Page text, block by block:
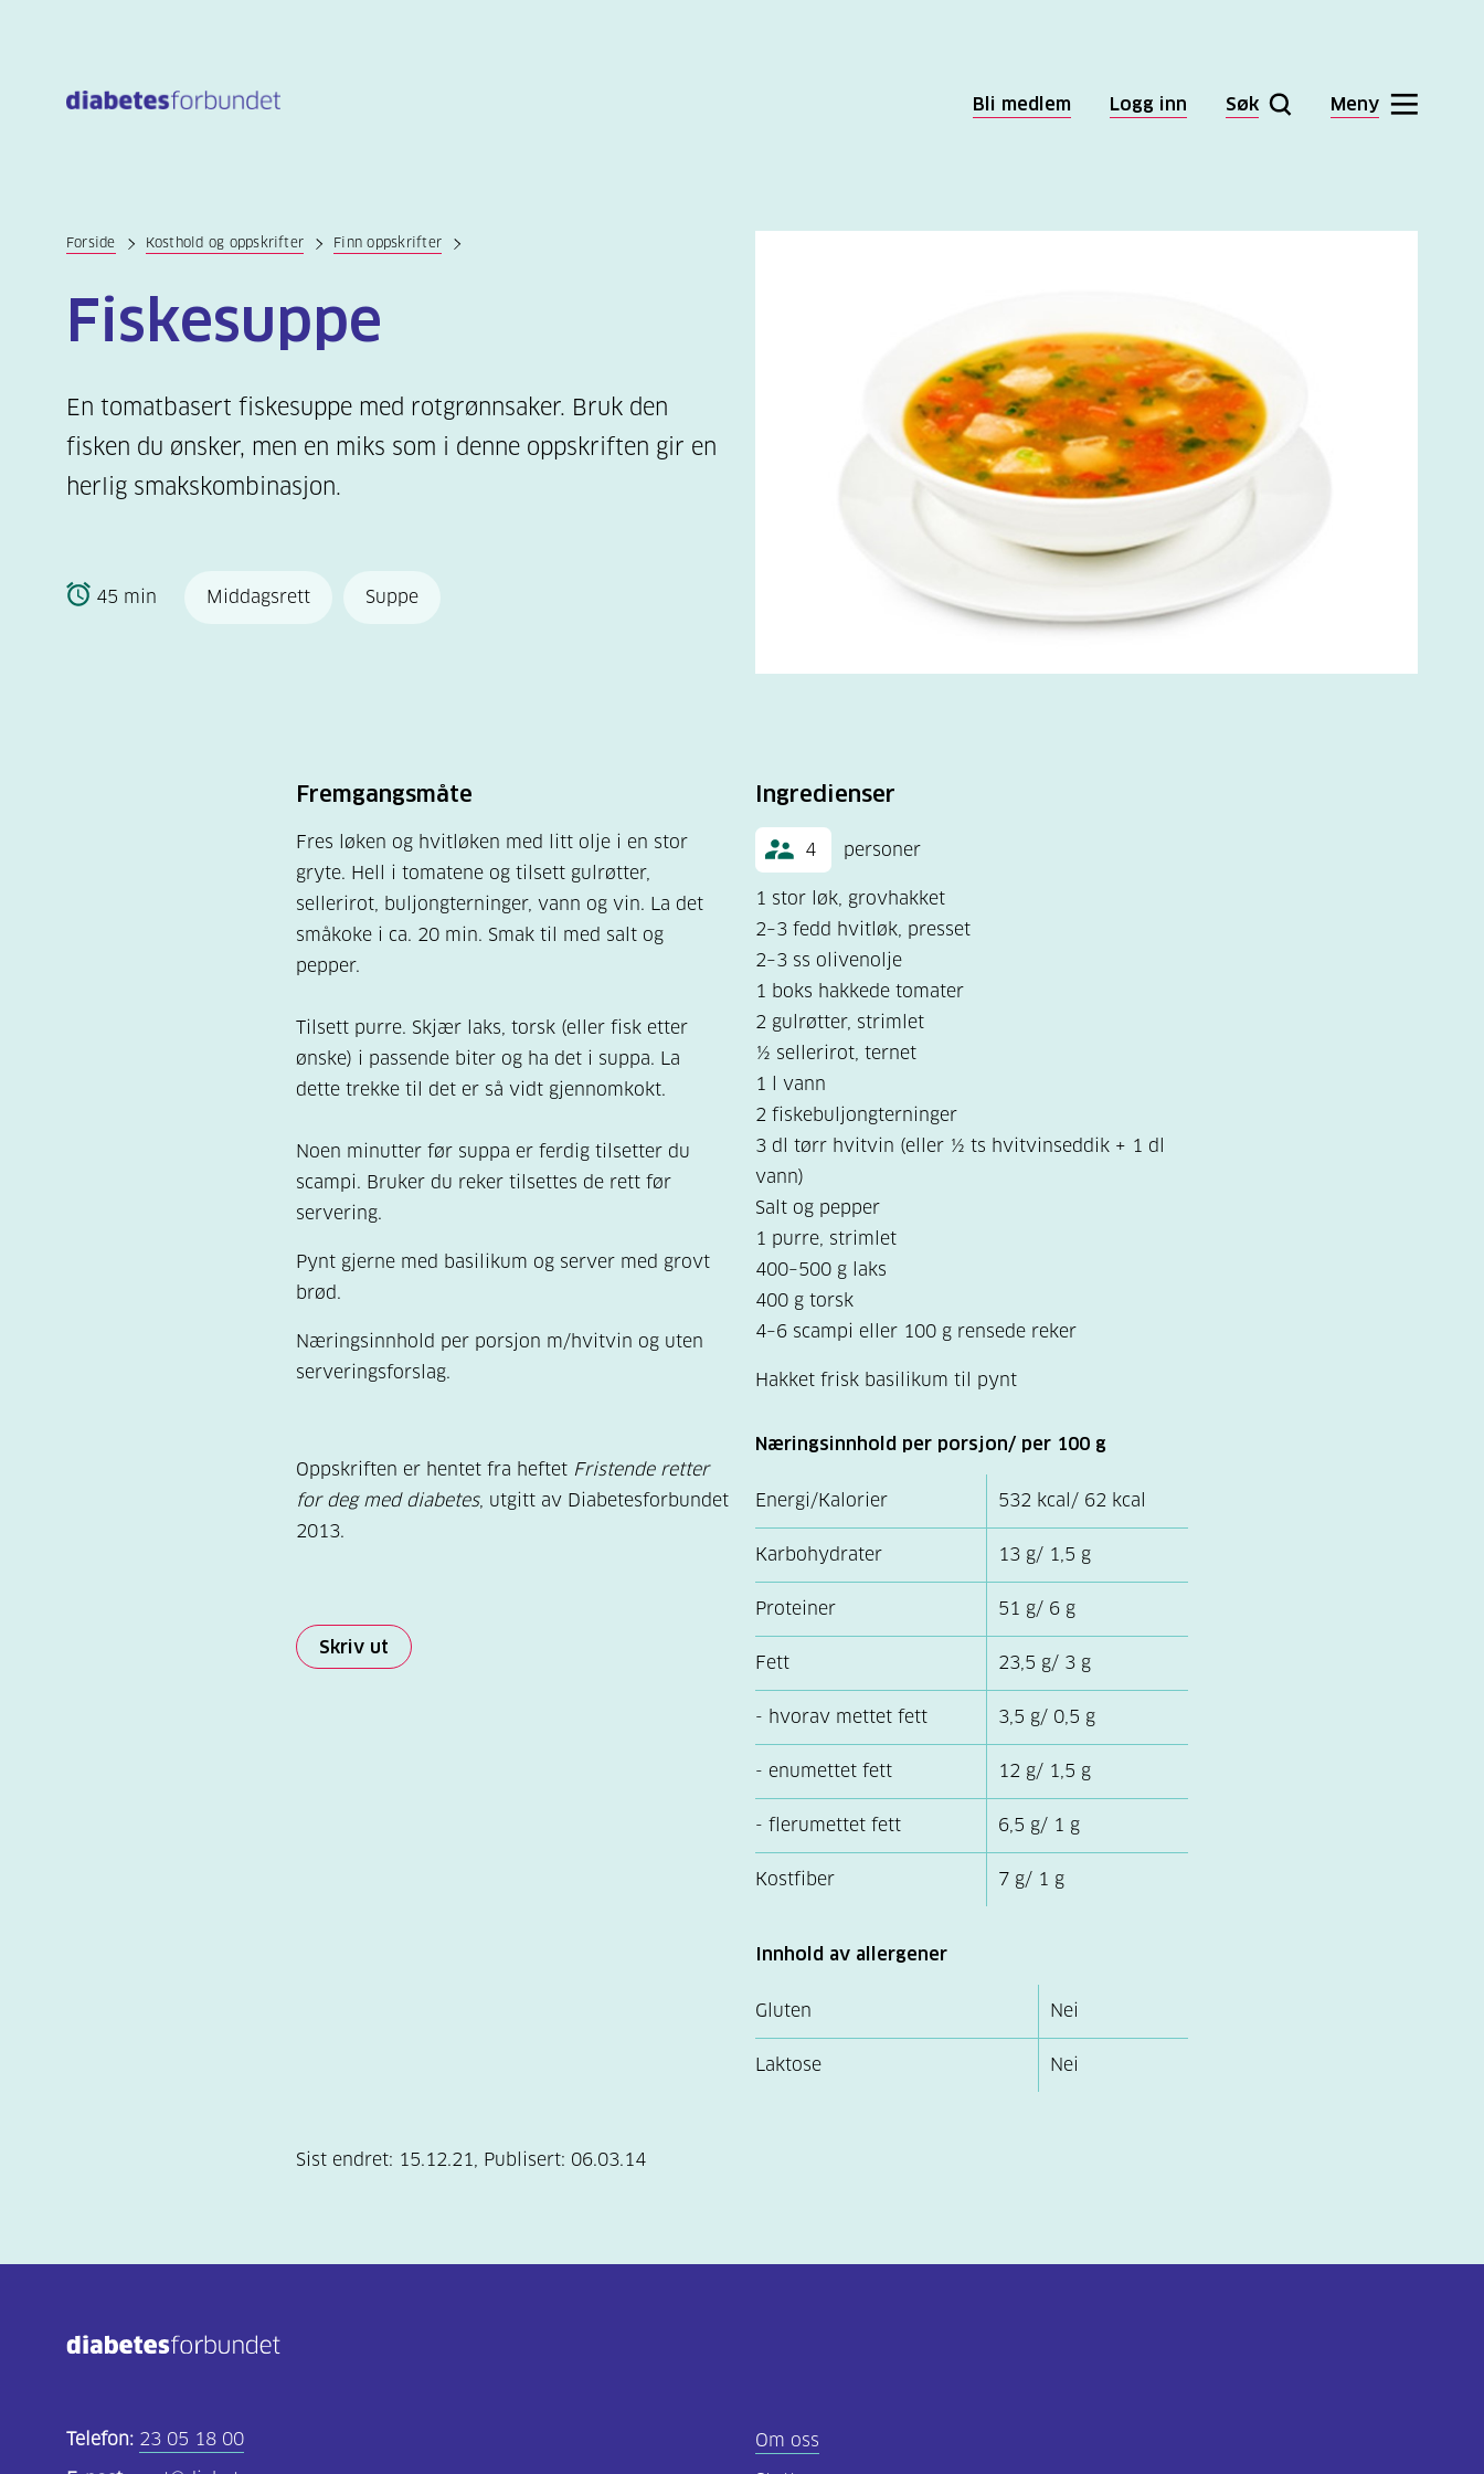
Bli medlem Logg inn Søk Meny
Forside Kosthold og oppskrifter Finn oppskrifter
Fiskesuppe
En tomatbasert fiskesuppe med rotgrønnsaker. Bruk den
fisken du ønsker, men en miks som i denne oppskriften gir en
herlig smakskombinasjon.
45 min Middagsrett Suppe
Fremgangsmåte
Fres løken og hvitløken med litt olje i en stor
gryte. Hell i tomatene og tilsett gulrøtter,
sellerirot, buljongterninger, vann og vin. La det
småkoke i ca. 20 min. Smak til med salt og
pepper.
Tilsett purre. Skjær laks, torsk (eller fisk etter
ønske) i passende biter og ha det i suppa. La
dette trekke til det er så vidt gjennomkokt.
Noen minutter før suppa er ferdig tilsetter du
scampi. Bruker du reker tilsettes de rett før
servering.
Pynt gjerne med basilikum og server med grovt
brød.
Næringsinnhold per porsjon m/hvitvin og uten
serveringsforslag.
Oppskriften er hentet fra heftet Fristende retter
for deg med diabetes, utgitt av Diabetesforbundet
2013.
Skriv ut
Ingredienser
4 personer
1 stor løk, grovhakket
2–3 fedd hvitløk, presset
2–3 ss olivenolje
1 boks hakkede tomater
2 gulrøtter, strimlet
½ sellerirot, ternet
1 l vann
2 fiskebuljongterninger
3 dl tørr hvitvin (eller ½ ts hvitvinseddik + 1 dl
vann)
Salt og pepper
1 purre, strimlet
400–500 g laks
400 g torsk
4–6 scampi eller 100 g rensede reker
Hakket frisk basilikum til pynt
Næringsinnhold per porsjon/ per 100 g
Energi/Kalorier 532 kcal/ 62 kcal
Karbohydrater 13 g/ 1,5 g
Proteiner 51 g/ 6 g
Fett 23,5 g/ 3 g
- hvorav mettet fett 3,5 g/ 0,5 g
- enumettet fett 12 g/ 1,5 g
- flerumettet fett 6,5 g/ 1 g
Kostfiber 7 g/ 1 g
Innhold av allergener
Gluten Nei
Laktose Nei
Sist endret: 15.12.21, Publisert: 06.03.14
Telefon: 23 05 18 00
Om oss